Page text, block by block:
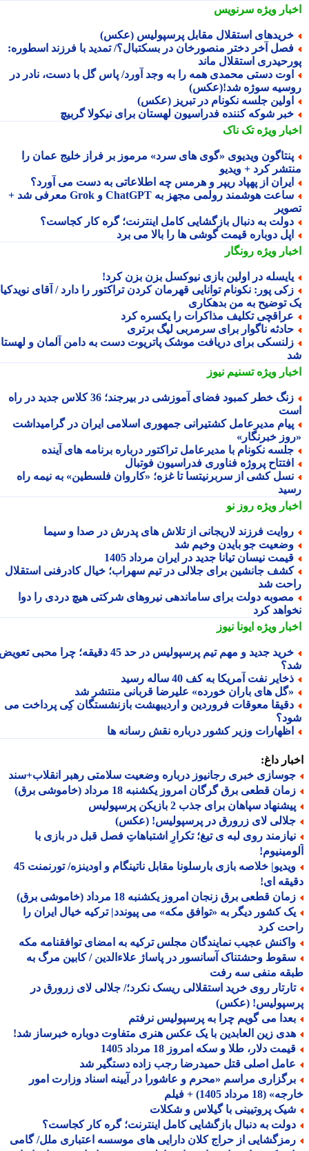
ویژهسرنویس
استقلال مقابل پرسپولیس (عکس)
آخر دختر منصورخان در بسکتبال؟/ تمدید با فرزند اسطوره:
استقلال ماند
دستی محمدی همه را به وجد آورد/ پاس گل با دست، نادر در
سوژه شد!(عکس)
جلسه نکونام در تبریز (عکس)
شوکه کننده فدراسیون لهستان برای نیکولا گربیچ
ویژهتک ناک
ویدیوی «گوی های سرد» مرموز بر فراز خلیج عمان را
کرد + ویدیو
از پهپاد ریپر و هرمس چه اطلاعاتی به دست می آورد؟
ساعت هوشمند رولمی مجهز به ChatGPT و Grok معرفی شد +
به دنبال بازگشایی کامل اینترنت؛ گره کار کجاست؟
دوباره قیمت گوشی ها را بالا می برد
ویژهرونگار
در اولین بازی نیوکسل بزن بزن کرد!
پور: نکونام توانایی قهرمان کردن تراکتور را دارد / آقای نویدکیا!
توضیح به من بدهکاری
تکلیف مذاکرات را یکسره کرد
ناگوار برای سرمربی لیگ برتری
برای دریافت موشک پاتریوت دست به دامن آلمان و لهستان
ویژهتسنیم نیوز
زنگ خطر کمبود فضای آموزشی در بیرجند؛ 36 کلاس جدید در راه
مدیرعامل کشتیرانی جمهوری اسلامی ایران در گرامیداشت
خبرنگار»
نکونام با مدیرعامل تراکتور درباره برنامه های آینده
پروژه فناوری فدراسیون فوتبال
کشی از سربرنیتسا تا غزه؛ «کاروان فلسطین» به نیمه راه
ویژهروز نو
فرزند لاریجانی از تلاش های پدرش در صدا و سیما
جو بایدن وخیم شد
نیسان تیانا جدید در ایران مرداد 1405
جانشین برای جلالی در تیم سهراب؛ خیال کادرفنی استقلال
شد
دولت برای ساماندهی نیروهای شرکتی هیچ دردی را دوا
کرد
ویژهایونا نیوز
خرید جدید و مهم تیم پرسپولیس در حد 45 دقیقه؛ چرا محبی تعویض
نفت آمریکا به کف 40 ساله رسید
های باران خورده» علیرضا قربانی منتشر شد
معوقات فروردین و اردیبهشت بازنشستگان کِی پرداخت می
وزیر کشور درباره نقش رسانه ها
داغ:
خبری رجانیوز درباره وضعیت سلامتی رهبر انقلاب+سند
قطعی برق گرگان امروز یکشنبه 18 مرداد (خاموشی برق)
سپاهان برای جذب 2 بازیکن پرسپولیس
لای زرورق در پرسپولیس! (عکس)
روی لبه ی تیغ؛ تکرارِ اشتباهاتِ فصل قبل در بازی با
ویدیو| خلاصه بازی بارسلونا مقابل ناتینگام و اودینزه/ تورنمنت 45
ای!
قطعی برق زنجان امروز یکشنبه 18 مرداد (خاموشی برق)
کشور دیگر به «توافق مکه» می پیوندد| ترکیه خیال ایران را
کرد
عجیب نمایندگان مجلس ترکیه به امضای توافقنامه مکه
وحشتناک آسانسور در پاساژ علاءالدین / کابین مرگ به
منفی سه رفت
روی خرید استقلالی ریسک نکرد؛/ جلالی لای زرورق در
(عکس)
می گویم چرا به پرسپولیس نرفتم
زین العابدین با یک عکس هنری متفاوت دوباره خبرساز شد!
دلار، طلا و سکه امروز 18 مرداد 1405
اصلی قتل حمیدرضا رجب زاده دستگیر شد
مراسم «محرم و عاشورا در آیینه اسناد وزارت امور
مرداد 1405) + فیلم
پروتیینی با گیلاس و شکلات
به دنبال بازگشایی کامل اینترنت؛ گره کار کجاست؟
از حراج کلان دارایی های موسسه اعتباری ملل/ گامی